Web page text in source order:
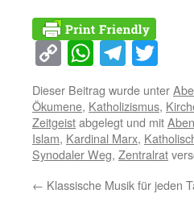
Copy
Link
WhatsApp
Dieser Beitrag wurde unter
Ökumene, Katholizismus,
Zeitgeistabgelegt und mit
Islam, Kardinal Marx,
Synodaler Weg, Zentralrat
← Klassische Musik für jeden